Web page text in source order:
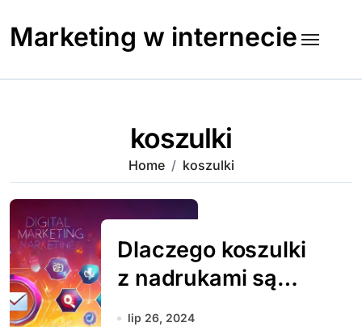
content
Marketing w internecie
koszulki
Home koszulki
Dlaczego koszulki
z nadrukami są
tak popularne?
lip 26, 2024